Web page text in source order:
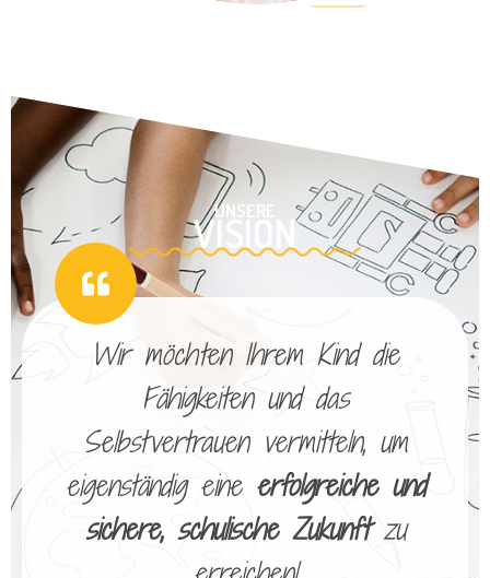
UNSERE
VISION
Wir möchten Ihrem Kind die
Fähigkeiten und das
Selbstvertrauen vermitteln, um
eigenständig eine erfolgreiche und
sichere, schulische Zukunftzu